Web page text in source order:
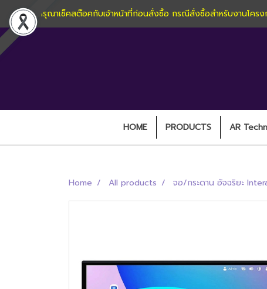
กรุณาเช็คสต๊อคกับเจ้าหน้าที่ก่อนสั่งซื้อ กรณีสั่งซื้อสำหรับงานโค
HOME PRODUCTS AR
Home All products จอ/กระดาน อัจฉริยะ